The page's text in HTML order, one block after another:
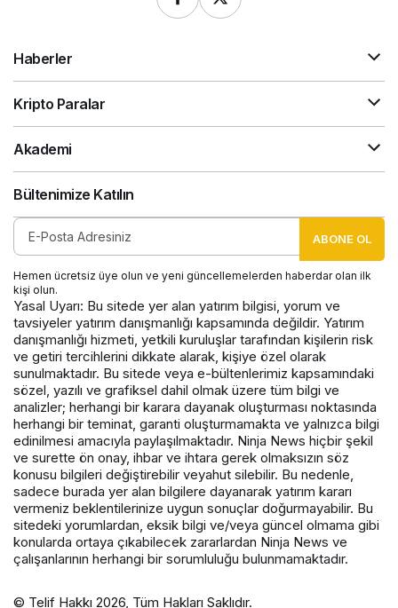
Haberler
Kripto Paralar
Akademi
Bültenimize Katılın
ABONE OL
Hemen ücretsiz üye olun ve yeni güncellemelerden haberdar olan ilk
kişi olun.
Yasal Uyarı: Bu sitede yer alan yatırım bilgisi, yorum ve
tavsiyeler yatırım danışmanlığı kapsamında değildir. Yatırım
danışmanlığı hizmeti, yetkili kuruluşlar tarafından kişilerin risk
ve getiri tercihlerini dikkate alarak, kişiye özel olarak
sunulmaktadır. Bu sitede veya e-bültenlerimiz kapsamındaki
sözel, yazılı ve grafiksel dahil olmak üzere tüm bilgi ve
analizler; herhangi bir karara dayanak oluşturması noktasında
herhangi bir teminat, garanti oluşturmamakta ve yalnızca bilgi
edinilmesi amacıyla paylaşılmaktadır. Ninja News hiçbir şekil
ve surette ön onay, ihbar ve ihtara gerek olmaksızın söz
konusu bilgileri değiştirebilir veyahut silebilir. Bu nedenle,
sadece burada yer alan bilgilere dayanarak yatırım kararı
vermeniz beklentilerinize uygun sonuçlar doğurmayabilir. Bu
sitedeki yorumlardan, eksik bilgi ve/veya güncel olmama gibi
konularda ortaya çıkabilecek zararlardan Ninja News ve
çalışanlarının herhangi bir sorumluluğu bulunmamaktadır.
© Telif Hakkı 2026, Tüm Hakları Saklıdır.